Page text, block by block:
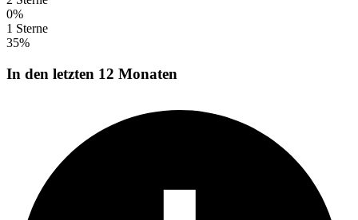
0%
1 Sterne
35%
In den letzten 12 Monaten